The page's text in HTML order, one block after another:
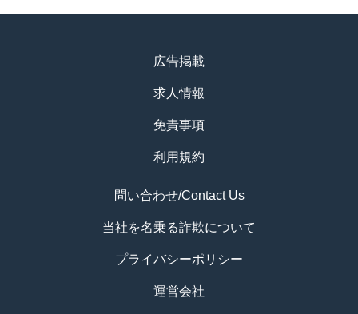
広告掲載
求人情報
免責事項
利用規約
問い合わせ/Contact Us
当社を名乗る詐欺について
プライバシーポリシー
運営会社